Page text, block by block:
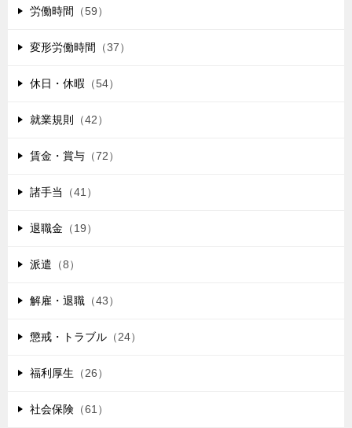
労働時間 （59）
変形労働時間 （37）
休日・休暇 （54）
就業規則 （42）
賃金・賞与 （72）
諸手当 （41）
退職金 （19）
派遣 （8）
解雇・退職 （43）
懲戒・トラブル （24）
福利厚生 （26）
社会保険 （61）